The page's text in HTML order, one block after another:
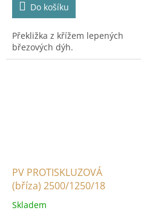
Do košíku
Překližka z křížem lepených
březových dýh.
PV PROTISKLUZOVÁ
(bříza) 2500/1250/18
Skladem